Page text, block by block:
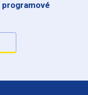
programové